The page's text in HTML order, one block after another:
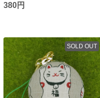
380円
SOLD OUT